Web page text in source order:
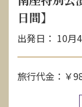
日間】
出発日： 10月4
旅行代金：￥